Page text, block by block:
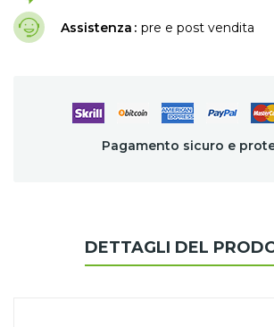
Assistenza pre e post vendita
Pagamento sicuro e
DETTAGLI DEL